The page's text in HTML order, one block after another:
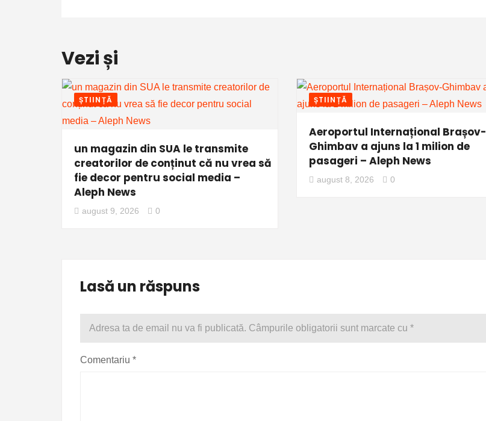
Vezi și
ȘTIINȚĂ
un magazin din SUA le transmite
creatorilor de conținut că nu vrea să
fie decor pentru social media –
Aleph News
august 9, 2026 0
ȘTIINȚĂ
Aeroportul Internațional Brașov-
Ghimbav a ajuns la 1 milion de
pasageri – Aleph News
august 8, 2026 0
Lasă un răspuns
Adresa ta de email nu va fi publicată. Câmpurile obligatorii sunt marcate cu *
Comentariu *